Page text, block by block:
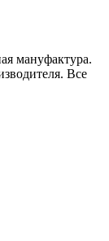
мануфактура.
Все